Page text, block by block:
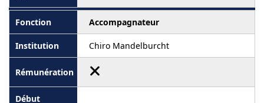
Accompagnateur
Chiro Mandelburcht